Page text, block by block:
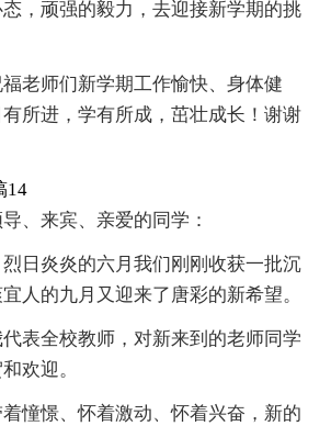
，顽强的毅力，去迎接新学期的挑
老师们新学期工作愉快、身体健
所进，学有所成，茁壮成长！谢谢
14
、来宾、亲爱的同学：
日炎炎的六月我们刚刚收获一批沉
人的九月又迎来了唐彩的新希望。
表全校教师，对新来到的老师同学
欢迎。
憧憬、怀着激动、怀着兴奋，新的